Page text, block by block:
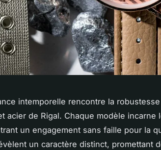
intemporelle rencontre la
acier de Rigal. Chaque modèle
un engagement sans faille pour la
un caractère distinct, promettant